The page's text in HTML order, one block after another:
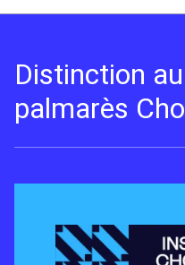
Distinction
palmarès